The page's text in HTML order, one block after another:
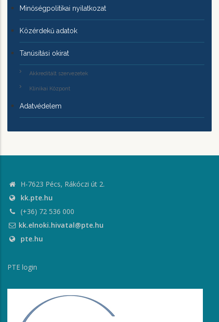
Minőségpolitikai nyilatkozat
Közérdekű adatok
Tanúsítási okirat
Akkreditált szervezetek
Klinikai Központ
Adatvédelem
H-7623 Pécs, Rákóczi út 2.
kk.pte.hu
(+36) 72 536 000
kk.elnoki.hivatal@pte.hu
pte.hu
PTE login